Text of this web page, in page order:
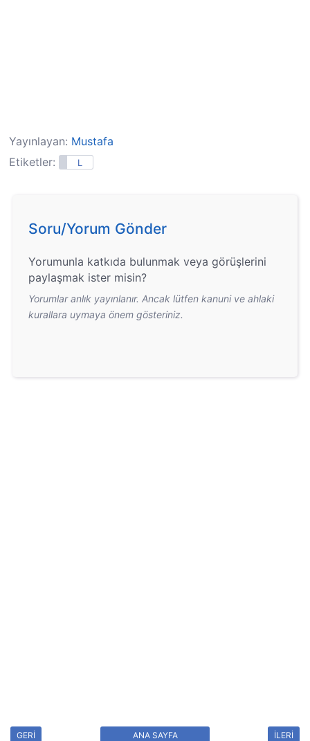
Yayınlayan: Mustafa
Etiketler:
L
Soru/Yorum Gönder
Yorumunla katkıda bulunmak veya görüşlerini
paylaşmak ister misin?
Yorumlar anlık yayınlanır. Ancak lütfen kanuni ve ahlaki
kurallara uymaya önem gösteriniz.
GERİ İLERİ
ANA SAYFA